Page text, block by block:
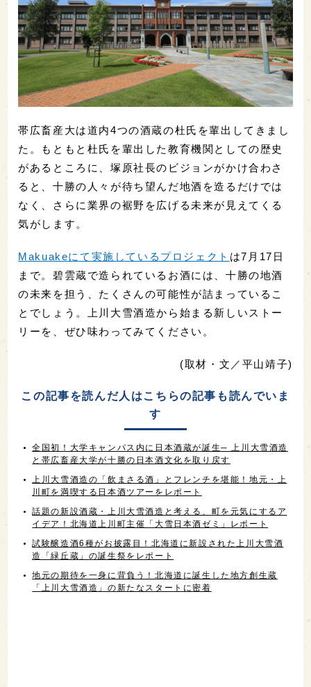
帯広畜産大は道内4つの酒蔵の杜氏を輩出してきまし
た。もともと杜氏を輩出した教育機関としての歴史
があるところに、塚原社長のビジョンがかけ合わさ
ると、十勝の人々が待ち望んだ地酒を造るだけでは
なく、さらに業界の裾野を広げる未来が見えてくる
気がします。
Makuakeにて実施しているプロジェクト は7月17日
まで。碧雲蔵で造られているお酒には、十勝の地酒
の未来を担う、たくさんの可能性が詰まっているこ
とでしょう。上川大雪酒造から始まる新しいストー
リーを、ぜひ味わってみてください。
(取材・文／平山靖子)
この記事を読んだ人はこちらの記事も読んでいま
す
全国初！大学キャンパス内に日本酒蔵が誕生─ 上川大雪酒造
と帯広畜産大学が十勝の日本酒文化を取り戻す
上川大雪酒造の「飲まさる酒」とフレンチを堪能！地元・上
川町を満喫する日本酒ツアーをレポート
話題の新設酒蔵・上川大雪酒造と考える、町を元気にするア
イデア！北海道上川町主催「大雪日本酒ゼミ」レポート
試験醸造酒6種がお披露目！北海道に新設された上川大雪酒
造「緑丘蔵」の誕生祭をレポート
地元の期待を一身に背負う！北海道に誕生した地方創生蔵
「上川大雪酒造」の新たなスタートに密着